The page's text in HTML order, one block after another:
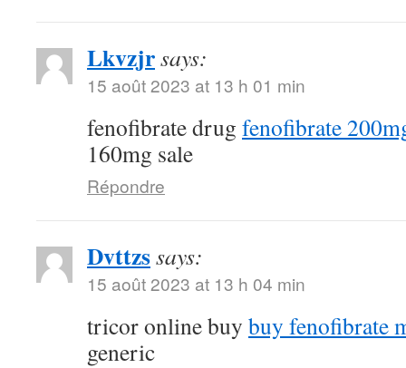
Lkvzjrsays:
15 août 2023 at 13 h 01 min
fenofibrate drug fenofibrate
160mg sale
Répondre
Dvttzssays:
15 août 2023 at 13 h 04 min
tricor online buy buy fenofibrate
generic